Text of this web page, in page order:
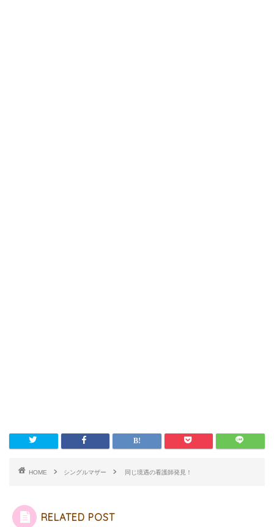
HOME シングルマザー 同じ境遇の看護師発見！
RELATED POST